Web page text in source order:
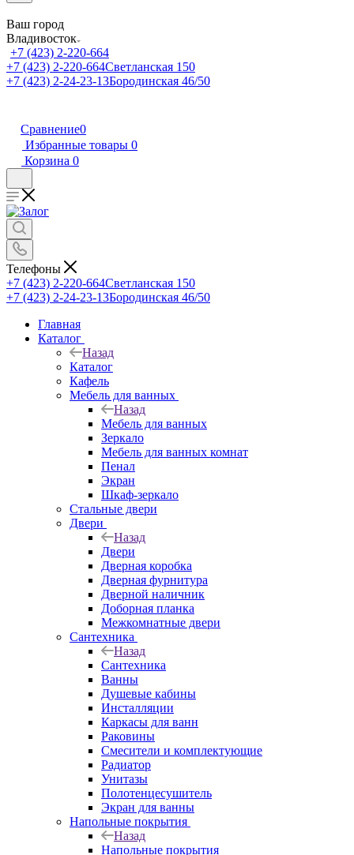
Ваш город
Владивосток
+7 (423) 2-220-664
+7 (423) 2-220-664Светланская 150
+7 (423) 2-24-23-13Бородинская 46/50
Сравнение0
Избранные товары 0
Корзина 0
Телефоны
+7 (423) 2-220-664Светланская 150
+7 (423) 2-24-23-13Бородинская 46/50
Главная
Каталог
Назад
Каталог
Кафель
Мебель для ванных
Назад
Мебель для ванных
Зеркало
Мебель для ванных комнат
Пенал
Экран
Шкаф-зеркало
Стальные двери
Двери
Назад
Двери
Дверная коробка
Дверная фурнитура
Дверной наличник
Доборная планка
Межкомнатные двери
Сантехника
Назад
Сантехника
Ванны
Душевые кабины
Инсталляции
Каркасы для ванн
Раковины
Смесители и комплектующие
Радиатор
Унитазы
Полотенцесушитель
Экран для ванны
Напольные покрытия
Назад
Напольные покрытия